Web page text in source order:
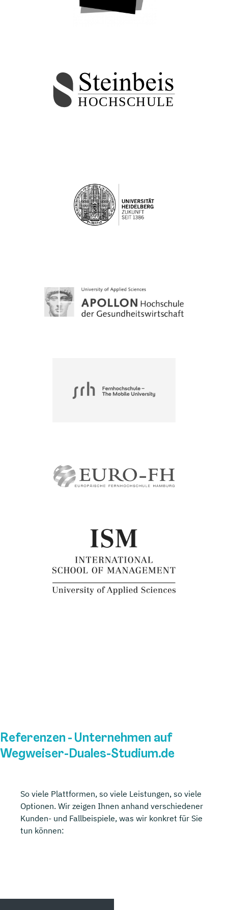
Referenzen - Unternehmen auf
Wegweiser-Duales-Studium.de
So viele Plattformen, so viele Leistungen, so viele
Optionen. Wir zeigen Ihnen anhand verschiedener
Kunden- und Fallbeispiele, was wir konkret für Sie
tun können: